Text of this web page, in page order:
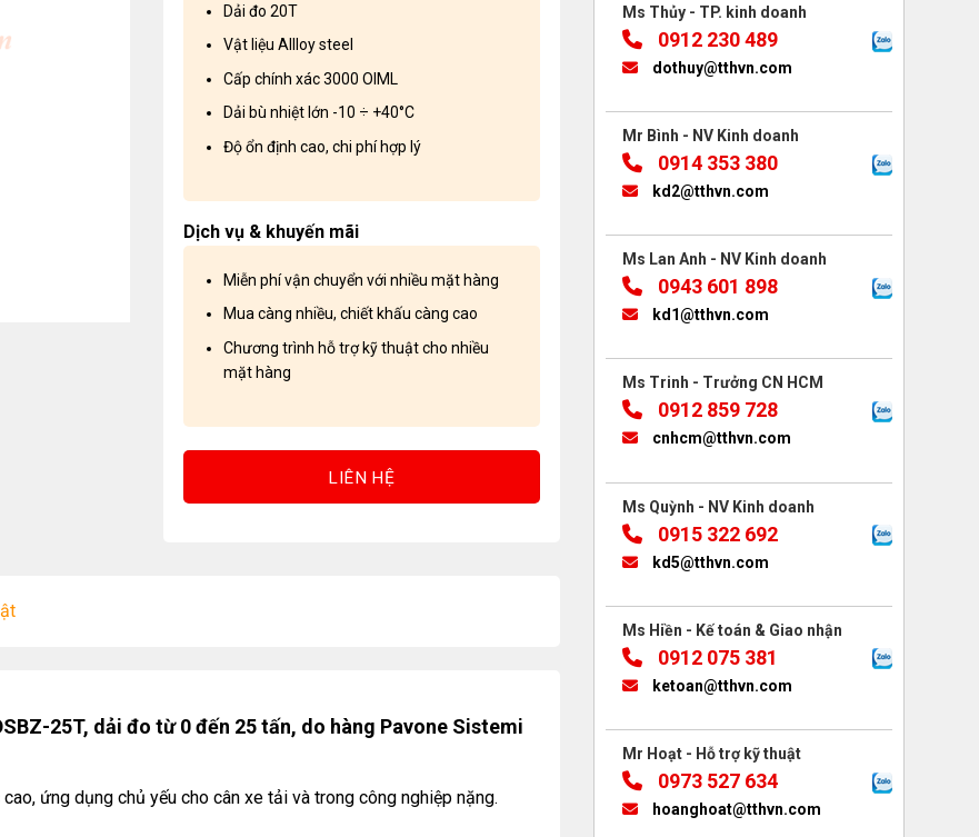
Dải đo 20T
Vật liệu Allloy steel
Cấp chính xác 3000 OIML
Dải bù nhiệt lớn -10 ÷ +40°C
Độ ổn định cao, chi phí hợp lý
Dịch vụ & khuyến mãi
Miễn phí vận chuyển với nhiều mặt hàng
Mua càng nhiều, chiết khấu càng cao
Chương trình hỗ trợ kỹ thuật cho nhiều
mặt hàng
LIÊN HỆ
25T, dải đo từ 0 đến 25 tấn, do hàng Pavone Sistemi
ứng dụng chủ yếu cho cân xe tải và trong công nghiệp nặng.
Ms Thủy - TP. kinh doanh
0912 230 489
dothuy@tthvn.com
Mr Bình - NV Kinh doanh
0914 353 380
kd2@tthvn.com
Ms Lan Anh - NV Kinh doanh
0943 601 898
kd1@tthvn.com
Ms Trinh - Trưởng CN HCM
0912 859 728
cnhcm@tthvn.com
Ms Quỳnh - NV Kinh doanh
0915 322 692
kd5@tthvn.com
Ms Hiền - Kế toán & Giao nhận
0912 075 381
ketoan@tthvn.com
Mr Hoạt - Hỗ trợ kỹ thuật
0973 527 634
hoanghoat@tthvn.com